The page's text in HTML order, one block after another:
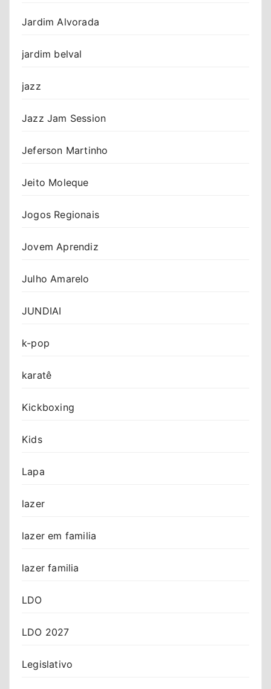
Jardim Alvorada
jardim belval
jazz
Jazz Jam Session
Jeferson Martinho
Jeito Moleque
Jogos Regionais
Jovem Aprendiz
Julho Amarelo
JUNDIAI
k-pop
karatê
Kickboxing
Kids
Lapa
lazer
lazer em familia
lazer familia
LDO
LDO 2027
Legislativo